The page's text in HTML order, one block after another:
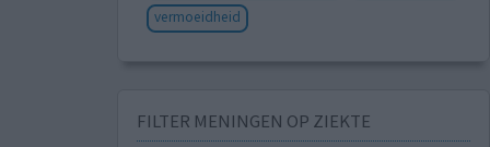
vermoeidheid
FILTER MENINGEN OP ZIEKTE